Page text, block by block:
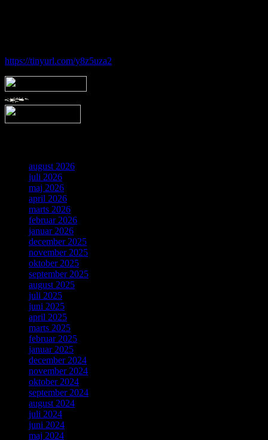
https://tinyurl.com/y8z5uza2
august 2026
juli 2026
maj 2026
april 2026
marts 2026
februar 2026
januar 2026
december 2025
november 2025
oktober 2025
september 2025
august 2025
juli 2025
juni 2025
april 2025
marts 2025
februar 2025
januar 2025
december 2024
november 2024
oktober 2024
september 2024
august 2024
juli 2024
juni 2024
maj 2024